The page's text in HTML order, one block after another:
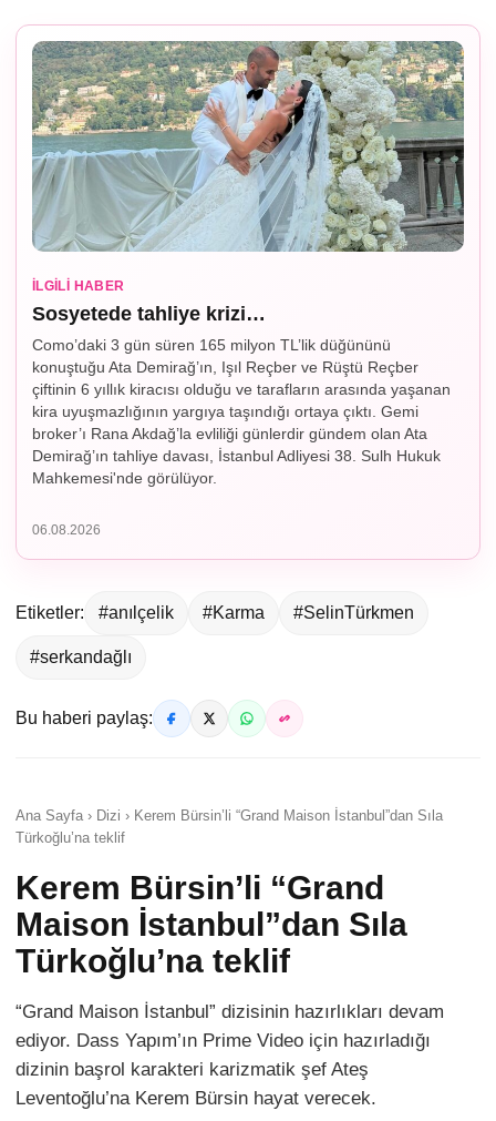
İLGILI HABER
Sosyetede tahliye krizi…
Como’daki 3 gün süren 165 milyon TL’lik düğününü
konuştuğu Ata Demirağ’ın, Işıl Reçber ve Rüştü Reçber
çiftinin 6 yıllık kiracısı olduğu ve tarafların arasında yaşanan
kira uyuşmazlığının yargıya taşındığı ortaya çıktı. Gemi
broker’ı Rana Akdağ’la evliliği günlerdir gündem olan Ata
Demirağ’ın tahliye davası, İstanbul Adliyesi 38. Sulh Hukuk
Mahkemesi'nde görülüyor.
06.08.2026
Etiketler: #anılçelik #Karma #SelinTürkmen
#serkandağlı
Bu haberi paylaş:
Ana Sayfa › Dizi › Kerem Bürsin’li “Grand Maison İstanbul”dan Sıla
Türkoğlu’na teklif
Kerem Bürsin’li “Grand
Maison İstanbul”dan Sıla
Türkoğlu’na teklif
“Grand Maison İstanbul” dizisinin hazırlıkları devam
ediyor. Dass Yapım’ın Prime Video için hazırladığı
dizinin başrol karakteri karizmatik şef Ateş
Leventoğlu’na Kerem Bürsin hayat verecek.